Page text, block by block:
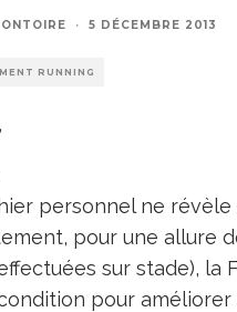
· 5 DÉCEMBRE 2013
RUNNING
personnel ne révèle
pour une allure
sur stade), la
condition pour